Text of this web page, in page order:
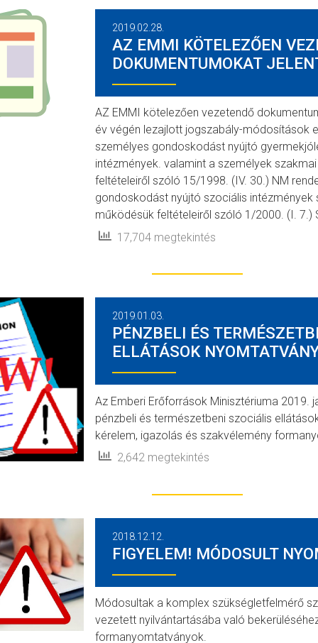
2019.02.28.
AZ EMMI KÖTELEZŐEN
DOKUMENTUMOKAT
AZ EMMI kötelezően vezetendő
év végén lezajlott jogszabály-módosítások
személyes gondoskodást nyújtó
intézmények. valamint a személyek
feltételeiről szóló 15/1998. (IV. 30.) NM
gondoskodást nyújtó szociális intézmények
működésük feltételeiről szóló 1/2000. (I. 7.)
17,704 megtekintés
2019.01.03.
PÉNZBELI ÉS
ELLÁTÁSOK
Az Emberi Erőforrások Minisztériuma 2019.
pénzbeli és természetbeni szociális
kérelem, igazolás és szakvélemény
2,642 megtekintés
2018.12.12.
FIGYELEM! MÓDOSULT
Módosultak a komplex szükségletfelmérő
vezetett nyilvántartásába való
formanyomtatványok.